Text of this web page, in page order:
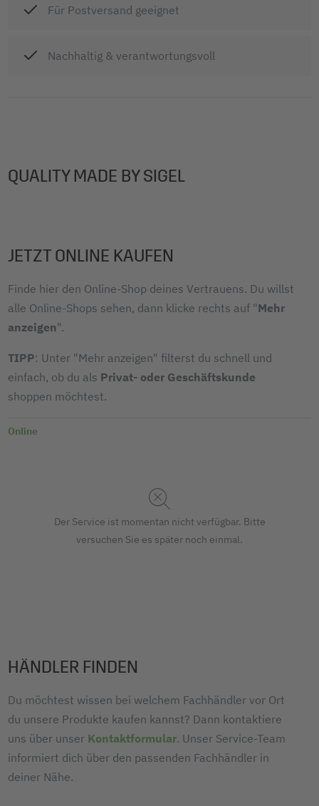
Für Postversand geeignet
Nachhaltig & verantwortungsvoll
QUALITY MADE BY SIGEL
JETZT ONLINE KAUFEN
Finde hier den Online-Shop deines Vertrauens. Du willst
alle Online-Shops sehen, dann klicke rechts auf "Mehr
anzeigen".
TIPP: Unter "Mehr anzeigen" filterst du schnell und
einfach, ob du als Privat- oder Geschäftskunde
shoppen möchtest.
Online
Der Service ist momentan nicht verfügbar. Bitte
versuchen Sie es später noch einmal.
HÄNDLER FINDEN
Du möchtest wissen bei welchem Fachhändler vor Ort
du unsere Produkte kaufen kannst? Dann kontaktiere
uns über unser Kontaktformular. Unser Service-Team
informiert dich über den passenden Fachhändler in
deiner Nähe.